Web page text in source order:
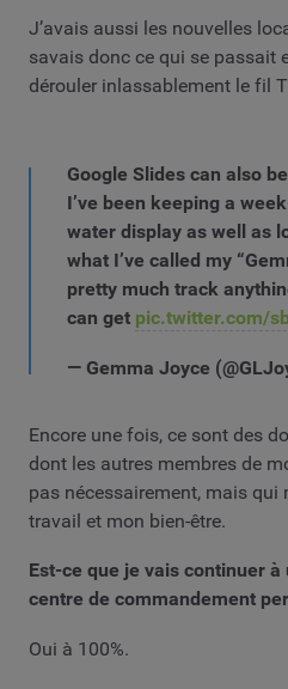
J’avais aussi les nouvelles
savais donc ce qui se passait
dérouler inlassablement le fil
Google Slides can also
I’ve been keeping a
water display as well as
what I’ve called my
pretty much track
can get pic.twitter.com/
— Gemma Joyce
Encore une fois, ce sont des
dont les autres membres de
pas nécessairement, mais qui
travail et mon bien-être.
Est-ce que je vais continuer
centre de commandement
Oui à 100%.